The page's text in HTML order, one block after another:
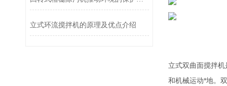
立式双曲面搅拌
和机械运动*地。
立式环流搅拌机的原理及优点介绍